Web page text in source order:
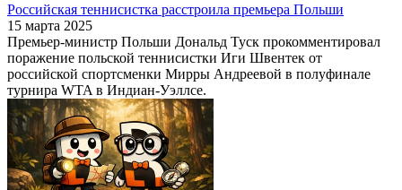
Российская теннисистка расстроила премьера Польши
15 марта 2025
Премьер-министр Польши Дональд Туск прокомментировал
поражение польской теннисистки Иги Швентек от
российской спортсменки Мирры Андреевой в полуфинале
турнира WTA в Индиан-Уэллсе.